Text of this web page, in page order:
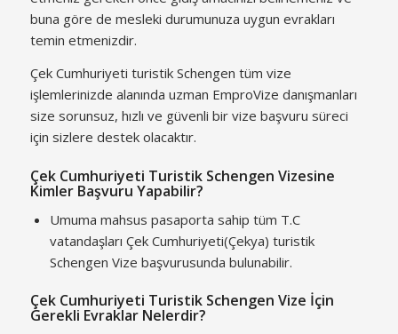
buna göre de mesleki durumunuza uygun evrakları
temin etmenizdir.
Çek Cumhuriyeti turistik Schengen tüm vize
işlemlerinizde alanında uzman EmproVize danışmanları
size sorunsuz, hızlı ve güvenli bir vize başvuru süreci
için sizlere destek olacaktır.
Çek Cumhuriyeti Turistik Schengen Vizesine
Kimler Başvuru Yapabilir?
Umuma mahsus pasaporta sahip tüm T.C
vatandaşları Çek Cumhuriyeti(Çekya) turistik
Schengen Vize başvurusunda bulunabilir.
Çek Cumhuriyeti Turistik Schengen Vize İçin
Gerekli Evraklar Nelerdir?